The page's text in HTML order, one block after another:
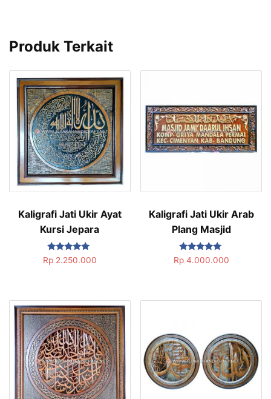
Produk Terkait
Kaligrafi Jati Ukir Ayat
Kursi Jepara
Dinilai
5.00
Rp2.250.000
Kaligrafi Jati Ukir Arab
Plang Masjid
Dinilai
5.00
Rp4.000.000